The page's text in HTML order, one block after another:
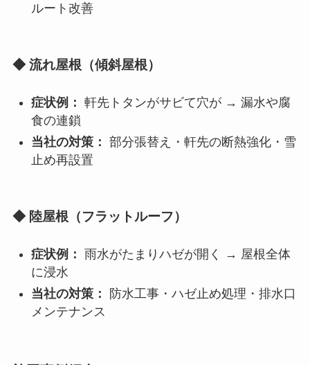
ルート改善
◆ 流れ屋根（傾斜屋根）
症状例： 軒先トタンがサビて穴が → 漏水や腐
食の連鎖
当社の対策： 部分張替え・軒先の断熱強化・雪
止め再設置
◆ 陸屋根（フラットルーフ）
症状例：
雨水がたまりハゼが開く → 屋根全体
に浸水
当社の対策：
防水工事・ハゼ止め処理・排水口
メンテナンス